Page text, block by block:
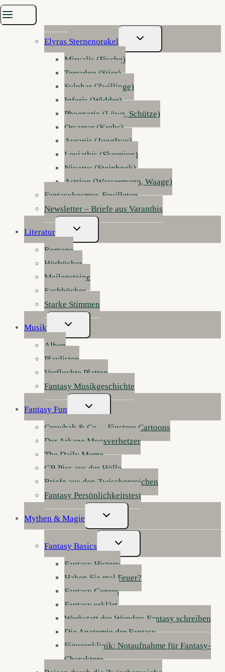
Elyras Sternenorakel
Untermenü
Umschalten
Mirvalis (Fische)
Terradon (Stier)
Sylphar (Zwillinge)
Inferis (Widder)
Phoenarix (Löwe, Schütze)
Orsamar (Krebs)
Aurapis (Jungfrau)
Leviathis (Skorpion)
Nivarys (Steinbock)
Astrion (Wassermann, Waage)
Fantasykosmos-Feuilleton
Newsletter – Briefe aus Varanthis
Literatur
Untermenü
Umschalten
Romane
Hörbücher
Meilensteine
Sachbücher
Starke Stimmen
Musik
Untermenü
Umschalten
Alben
Playlisten
Verfluchte Platten
Fantasy Musikgeschichte
Fantasy Fun
Untermenü
Umschalten
Crowbah & Co. – Finstere Cartoons
Der Arkane Moosverhetzer
The Daily Meme
GB Pics aus der Hölle
Briefe aus den Zwischenreichen
Fantasy Persönlichkeitstest
Mythen & Magie
Untermenü
Umschalten
Fantasy Basics
Untermenü
Umschalten
Fantasy History
Haben Sie mal Feuer?
Fantasy Genres
Fantasy erklärt
Werkstatt der Wunder: Fantasy schreiben
Die Anatomie der Fantasy
Figurenklinik: Notaufnahme für Fantasy-
Charaktere